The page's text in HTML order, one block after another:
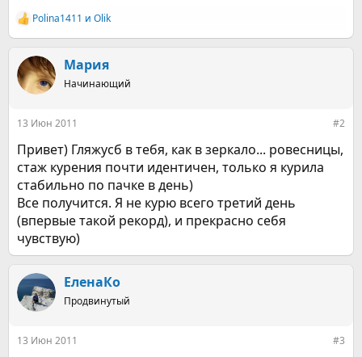
Р
е
к
ц
и
Polina1411 и Olik
Мария
Начинающий
13 Июн 2011 #2
Привет) Гляжусб в тебя, как в зеркало... ровесницы,
стаж курения почти идентичен, только я курила
стабильно по пачке в день)
Все получится. Я не курю всего третий день
(впервые такой рекорд), и прекрасно себя
чувствую)
ЕленаКо
Продвинутый
13 Июн 2011 #3